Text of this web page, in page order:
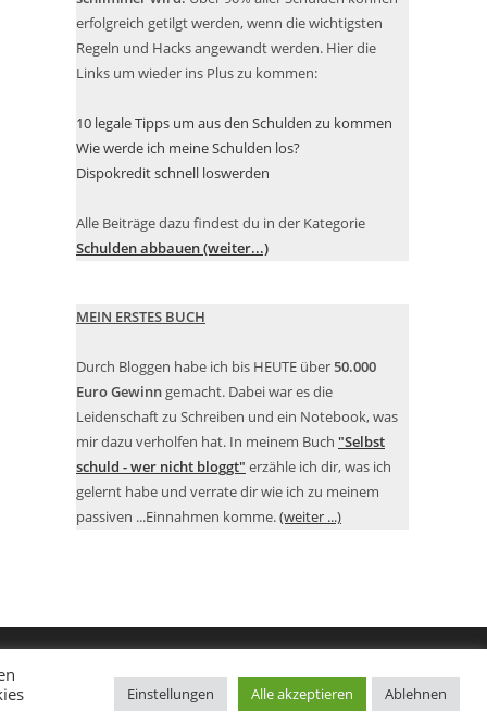
erfolgreich getilgt werden, wenn die wichtigsten
Regeln und Hacks angewandt werden. Hier die
Links um wieder ins Plus zu kommen:
10 legale Tipps um aus den Schulden zu kommen
Wie werde ich meine Schulden los?
Dispokredit schnell loswerden
Alle Beiträge dazu findest du in der Kategorie
Schulden abbauen (weiter...)
MEIN ERSTES BUCH
Durch Bloggen habe ich bis HEUTE über50.000
Euro Gewinn gemacht. Dabei war es die
Leidenschaft zu Schreiben und ein Notebook, was
mir dazu verholfen hat. In meinem Buch "Selbst
schuld - wer nicht bloggt" erzähle ich dir, was ich
gelernt habe und verrate dir wie ich zu meinem
passiven ...Einnahmen komme.(weiter ...)
Einstellungen Alle akzeptieren Ablehnen